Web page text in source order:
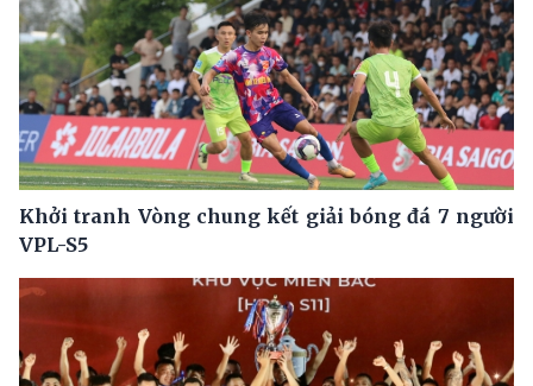
Khởi tranh Vòng chung kết giải bóng đá 7 người
VPL-S5